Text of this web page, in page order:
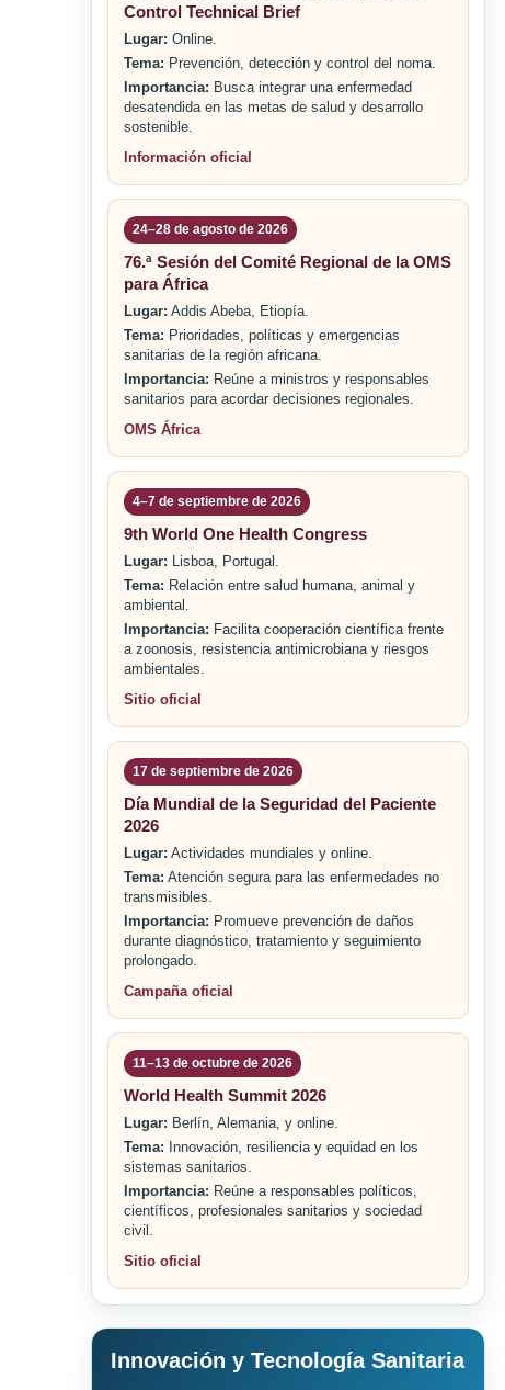
Control Technical Brief
Lugar: Online.
Tema: Prevención, detección y control del noma.
Importancia: Busca integrar una enfermedad
desatendida en las metas de salud y desarrollo
sostenible.
Información oficial
24–28 de agosto de 2026
76.ª Sesión del Comité Regional de la OMS
para África
Lugar: Addis Abeba, Etiopía.
Tema: Prioridades, políticas y emergencias
sanitarias de la región africana.
Importancia: Reúne a ministros y responsables
sanitarios para acordar decisiones regionales.
OMS África
4–7 de septiembre de 2026
9th World One Health Congress
Lugar: Lisboa, Portugal.
Tema: Relación entre salud humana, animal y
ambiental.
Importancia: Facilita cooperación científica frente
a zoonosis, resistencia antimicrobiana y riesgos
ambientales.
Sitio oficial
17 de septiembre de 2026
Día Mundial de la Seguridad del Paciente
2026
Lugar: Actividades mundiales y online.
Tema: Atención segura para las enfermedades no
transmisibles.
Importancia: Promueve prevención de daños
durante diagnóstico, tratamiento y seguimiento
prolongado.
Campaña oficial
11–13 de octubre de 2026
World Health Summit 2026
Lugar: Berlín, Alemania, y online.
Tema: Innovación, resiliencia y equidad en los
sistemas sanitarios.
Importancia: Reúne a responsables políticos,
científicos, profesionales sanitarios y sociedad
civil.
Sitio oficial
Innovación y Tecnología Sanitaria